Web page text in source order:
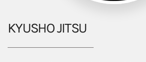
KYUSHO JITSU